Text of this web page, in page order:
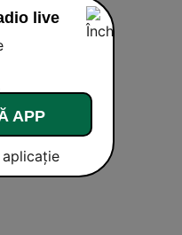
Radio:
live
APP